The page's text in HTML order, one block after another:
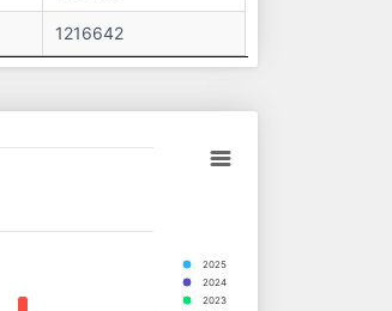
1216642
2025
2024
2023